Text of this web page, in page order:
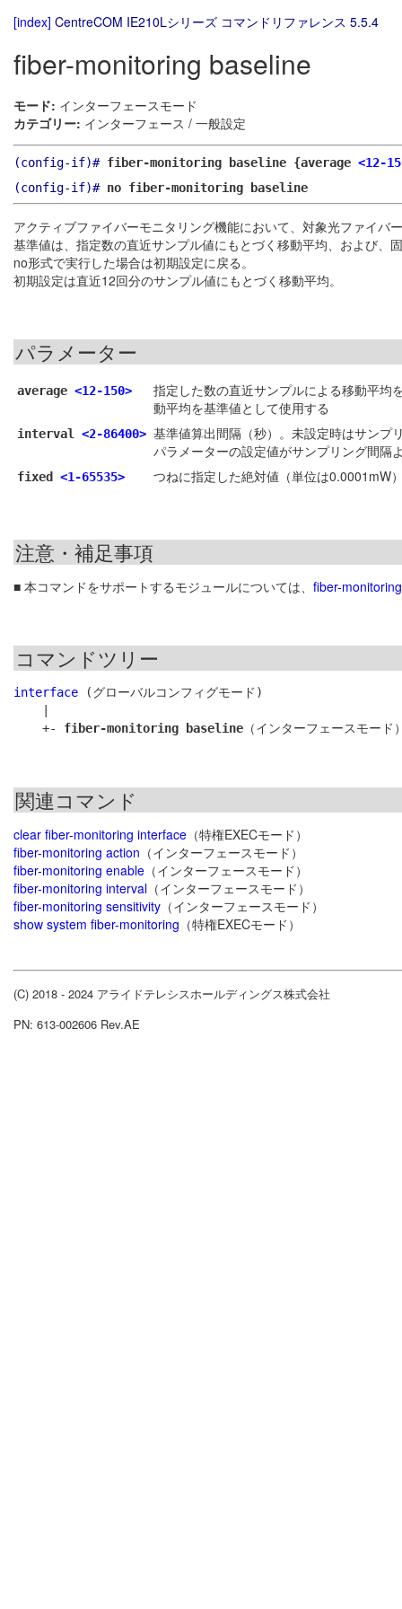
[index] CentreCOM IE210Lシリーズ コマンドリファレンス 5.5.4
fiber-monitoring baseline
モード: インターフェースモード
カテゴリー: インターフェース / 一般設定
(config-if)# fiber-monitoring baseline {average <12-
(config-if)# no fiber-monitoring baseline
アクティブファイバーモニタリング機能において、対象光ファイバ
基準値は、指定数の直近サンプル値にもとづく移動平均、および、
no形式で実行した場合は初期設定に戻る。
初期設定は直近12回分のサンプル値にもとづく移動平均。
パラメーター
average <12-150>
指定した数の直近サンプルによる移動平均
動平均を基準値として使用する
interval <2-86400> 基準値算出間隔（秒）。未設定時はサンプ
パラメーターの設定値がサンプリング間隔
fixed <1-65535> つねに指定した絶対値（単位は0.0001mW
注意・補足事項
■ 本コマンドをサポートするモジュールについては、 fiber-
コマンドツリー
interface (グローバルコンフィグモード)
    +-
fiber-monitoring baseline
関連コマンド
clear fiber-monitoring interface （特権EXECモード）
fiber-monitoring action （インターフェースモード）
fiber-monitoring enable （インターフェースモード）
fiber-monitoring interval （インターフェースモード）
fiber-monitoring sensitivity （インターフェースモード）
show system fiber-monitoring （特権EXECモード）
(C) 2018 - 2024 アライドテレシスホールディングス株式会社
PN: 613-002606 Rev.AE